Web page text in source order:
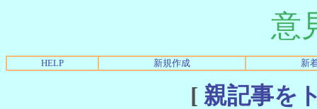
意
HELP 新規作成 新
[ 親記事を